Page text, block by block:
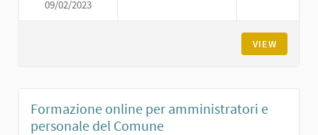
09/02/2023
VIEW
Formazione online per amministratori e
personale del Comune